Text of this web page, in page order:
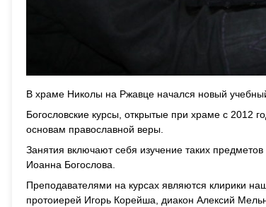
В храме Николы на Ржавце начался новый
Богословские курсы, открытые при храме с 2012
основам православной веры.
Занятия включают себя изучение таких
Иоанна Богослова.
Преподавателями на курсах являются клирики
протоиерей Игорь Корейша, диакон Алексий